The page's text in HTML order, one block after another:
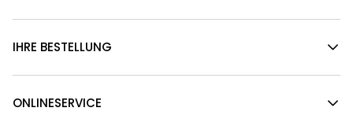
IHRE BESTELLUNG
ONLINESERVICE